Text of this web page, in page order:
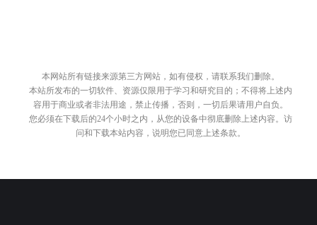
本网站所有链接来源第三方网站，如有侵权，请联系我们删除。
本站所发布的一切软件、资源仅限用于学习和研究目的；不得将上述内
容用于商业或者非法用途，禁止传播，否则，一切后果请用户自负。
您必须在下载后的24个小时之内，从您的设备中彻底删除上述内容。访
问和下载本站内容，说明您已同意上述条款。